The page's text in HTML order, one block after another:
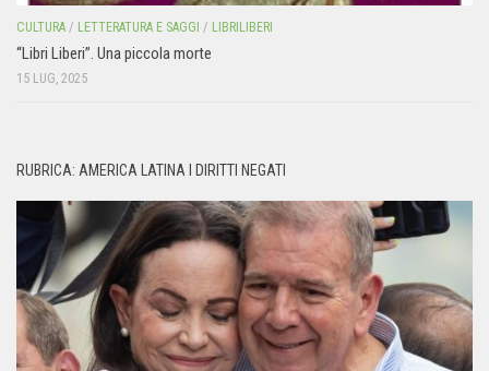
CULTURA / LETTERATURA E SAGGI / LIBRILIBERI
“Libri Liberi”. Una piccola morte
15 LUG, 2025
RUBRICA: AMERICA LATINA I DIRITTI NEGATI